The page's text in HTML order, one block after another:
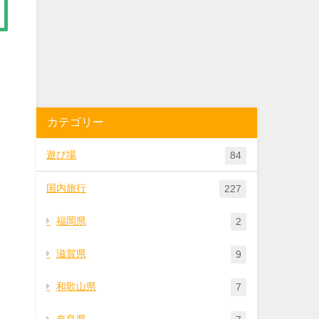
カテゴリー
遊び場 84
国内旅行 227
福岡県 2
滋賀県 9
和歌山県 7